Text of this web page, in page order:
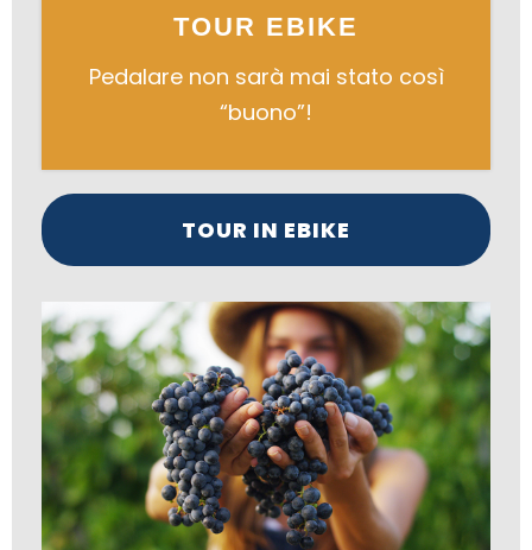
TOUR EBIKE
Pedalare non sarà mai stato così
“buono”!
TOUR IN EBIKE